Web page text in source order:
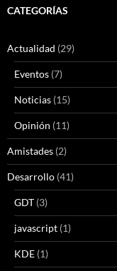
CATEGORÍAS
Actualidad (29)
Eventos (7)
Noticias (15)
Opinión (11)
Amistades (2)
Desarrollo (41)
GDT (3)
javascript (1)
KDE (1)